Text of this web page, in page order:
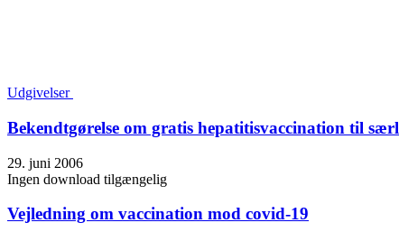
Udgivelser
Bekendtgørelse om gratis hepatitisvaccination til
29. juni 2006
Ingen download tilgængelig
Vejledning om vaccination mod covid-19